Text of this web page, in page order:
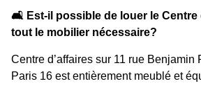
🛋️ Est-il possible de louer le Centre
tout le mobilier nécessaire?
Centre d’affaires sur 11 rue
Paris 16 est entièrement meublé et